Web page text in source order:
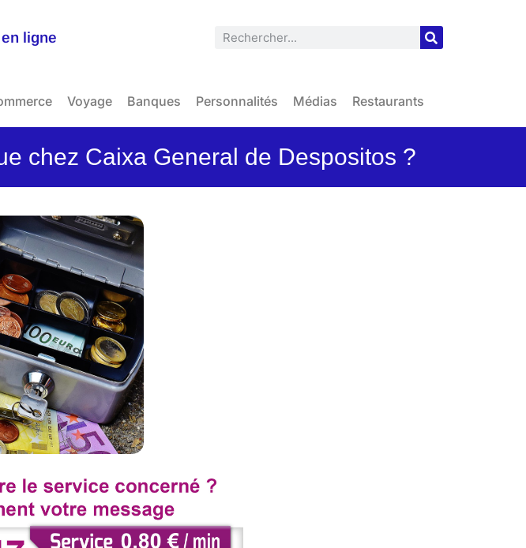
ligne
Voyage Banques Personnalités Médias Restaurants
chez Caixa General de Despositos ?